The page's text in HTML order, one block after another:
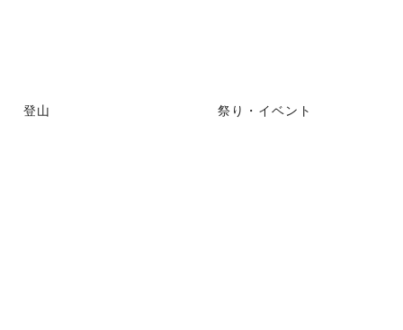
登山 祭り・イベント